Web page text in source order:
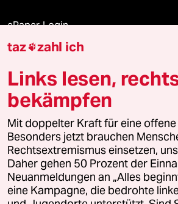
ePaper Login
Downloads für Abonnierende
© 2026 taz Verlags und Vertriebs
Alle Rechte vorbehalten. Bei rechtlichen Fragen
wenden Sie sich bitte an lizenzen@taz.de
Feedback Redaktionsstatut
Leitlinie Informant Datenschutz
taz zahl ich
Links lesen,
bekämpfen
Mit doppelter Kraft für eine offene
Besonders jetzt brauchen
Rechtsextremismus einsetzen,
Daher gehen 50 Prozent der
Neuanmeldungen an „Alles
eine Kampagne, die bedrohte